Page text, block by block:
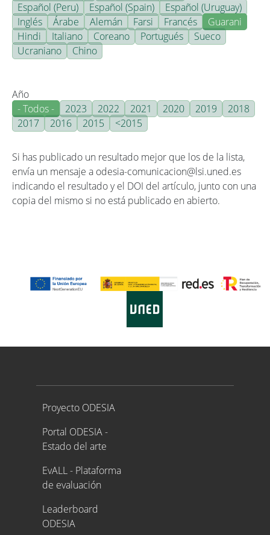
Español (Peru)
Español (Spain)
Español (Uruguay)
Inglés
Árabe Alemán Farsi Francés
Guarani
Hindi
Italiano Coreano Portugués
Sueco
Ucraniano
Chino
Año
- Todos -
2023 2022 2021 2020 2019
2018
2017
2016 2015 <2015
Si has publicado un resultado mejor que los de la lista,
envía un mensaje a odesia-comunicacion@lsi.uned.es
indicando el resultado y el DOI del artículo, junto con una
copia del mismo si no está publicado en abierto.
Proyecto ODESIA
Proyecto ODESIA
Portal ODESIA -
Estado del arte
EvALL - Plataforma
de evaluación
Leaderboard
ODESIA